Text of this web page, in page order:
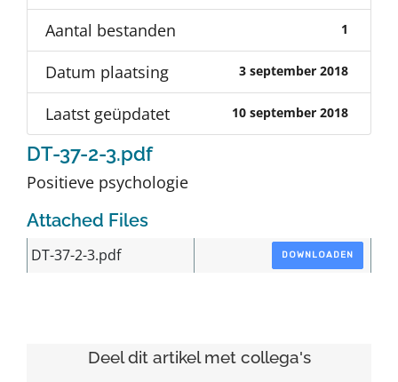
Contact
Aantal bestanden 1
Datum plaatsing 3 september 2018
Laatst geüpdatet 10 september 2018
DT-37-2-3.pdf
Positieve psychologie
Attached Files
DT-37-2-3.pdf DOWNLOADEN
Deel dit artikel met collega's